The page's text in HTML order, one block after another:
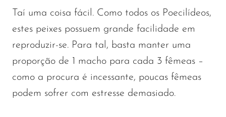
Taí uma coisa fácil. Como todos os Poecilídeos,
estes peixes possuem grande facilidade em
reproduzir-se. Para tal, basta manter uma
proporção de 1 macho para cada 3 fêmeas –
como a procura é incessante, poucas fêmeas
podem sofrer com estresse demasiado.